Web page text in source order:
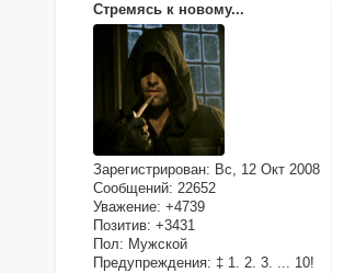
Стремясь к новому...
Зарегистрирован: Вс, 12 Окт 2008
Сообщений: 22652
Уважение: +4739
Позитив: +3431
Пол: Мужской
Предупреждения: ‡ 1. 2. 3. ... 10!